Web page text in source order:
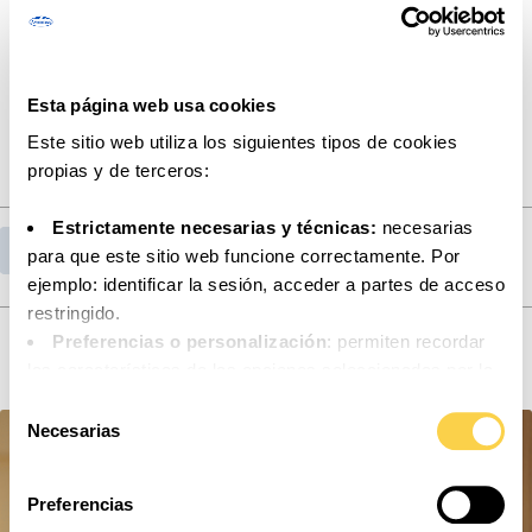
Esta página web usa cookies
Este sitio web utiliza los siguientes tipos de cookies
propias y de terceros:
Estrictamente necesarias y técnicas: necesarias
para que este sitio web funcione correctamente. Por
ejemplo: identificar la sesión, acceder a partes de acceso
restringido.
Preferencias o personalización: permiten recordar
Análisis o medición
: para medir la actividad, usos y
disponibles con el fin de introducir mejoras o nuevos
servicios.
Selección
Necesarias
Preferencias
2381.
Nutr Hosp 2016; 33(Supl. 4):26-31.
Volver al listado de publicaciones
Lee nuestras últimas publicaciones